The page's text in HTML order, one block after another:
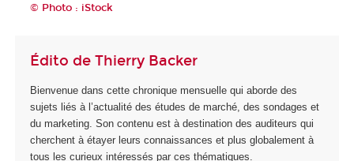
© Photo : iStock
Édito de Thierry Backer
Bienvenue dans cette chronique mensuelle qui aborde des
sujets liés à l’actualité des études de marché, des sondages et
du marketing. Son contenu est à destination des auditeurs qui
cherchent à étayer leurs connaissances et plus globalement à
tous les curieux intéressés par ces thématiques.